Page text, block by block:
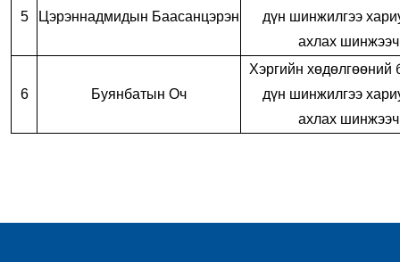
5 Цэрэннадмидын Баасанцэрэн
дүн шинжилгээ
ахлах шинжээч
6 Буянбатын Оч
Хэргийн хөдөлгөөний
дүн шинжилгээ
ахлах шинжээч